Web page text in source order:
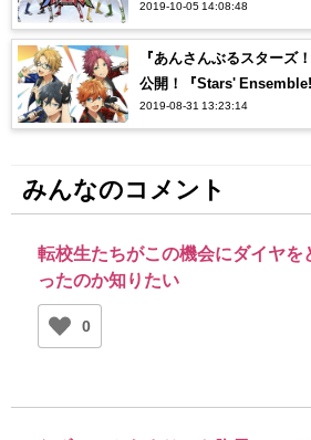
2019-10-05 14:08:48
『あんさんぶるスターズ
公開！『Stars' Ensemble!
2019-08-31 13:23:14
みんなのコメント
転校生たちがこの機会にダイヤを
ったのか知りたい
0